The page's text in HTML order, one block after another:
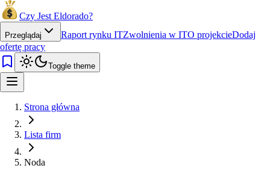
Czy Jest Eldorado?
Przeglądaj Raport rynku ITZwolnienia w ITO projekcieDodaj
ofertę pracy
Toggle theme
Strona główna
Lista firm
Noda